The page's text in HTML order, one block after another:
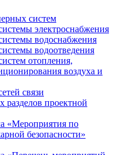
систем
электроснабжения
водоснабжения
водоотведения
отопления,
воздуха и
связи
разделов проектной
«Мероприятия по
безопасности»